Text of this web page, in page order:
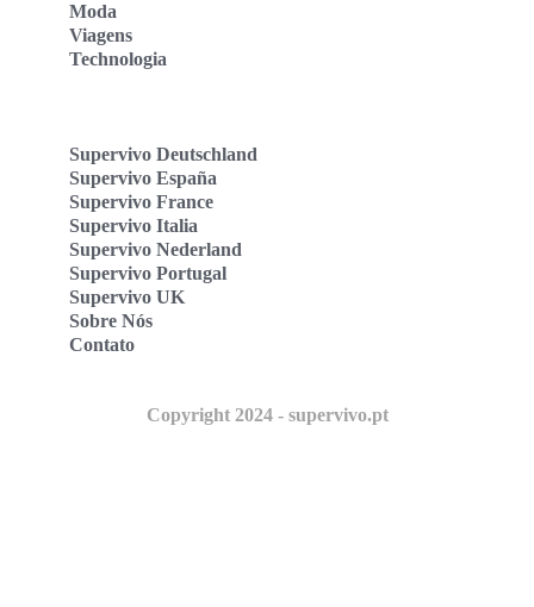
Moda
Viagens
Technologia
Supervivo Deutschland
Supervivo España
Supervivo France
Supervivo Italia
Supervivo Nederland
Supervivo Portugal
Supervivo UK
Sobre Nós
Contato
Copyright 2024 - supervivo.pt